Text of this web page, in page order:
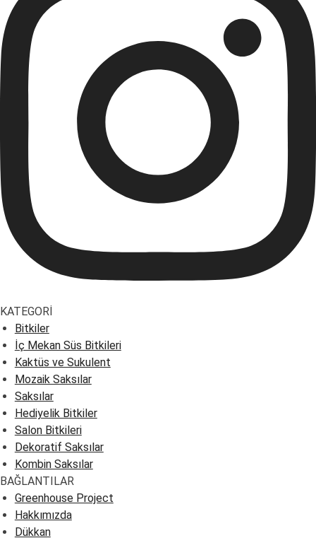
KATEGORİ
Bitkiler
İç Mekan Süs Bitkileri
Kaktüs ve Sukulent
Mozaik Saksılar
Saksılar
Hediyelik Bitkiler
Salon Bitkileri
Dekoratif Saksılar
Kombin Saksılar
BAĞLANTILAR
Greenhouse Project
Hakkımızda
Dükkan